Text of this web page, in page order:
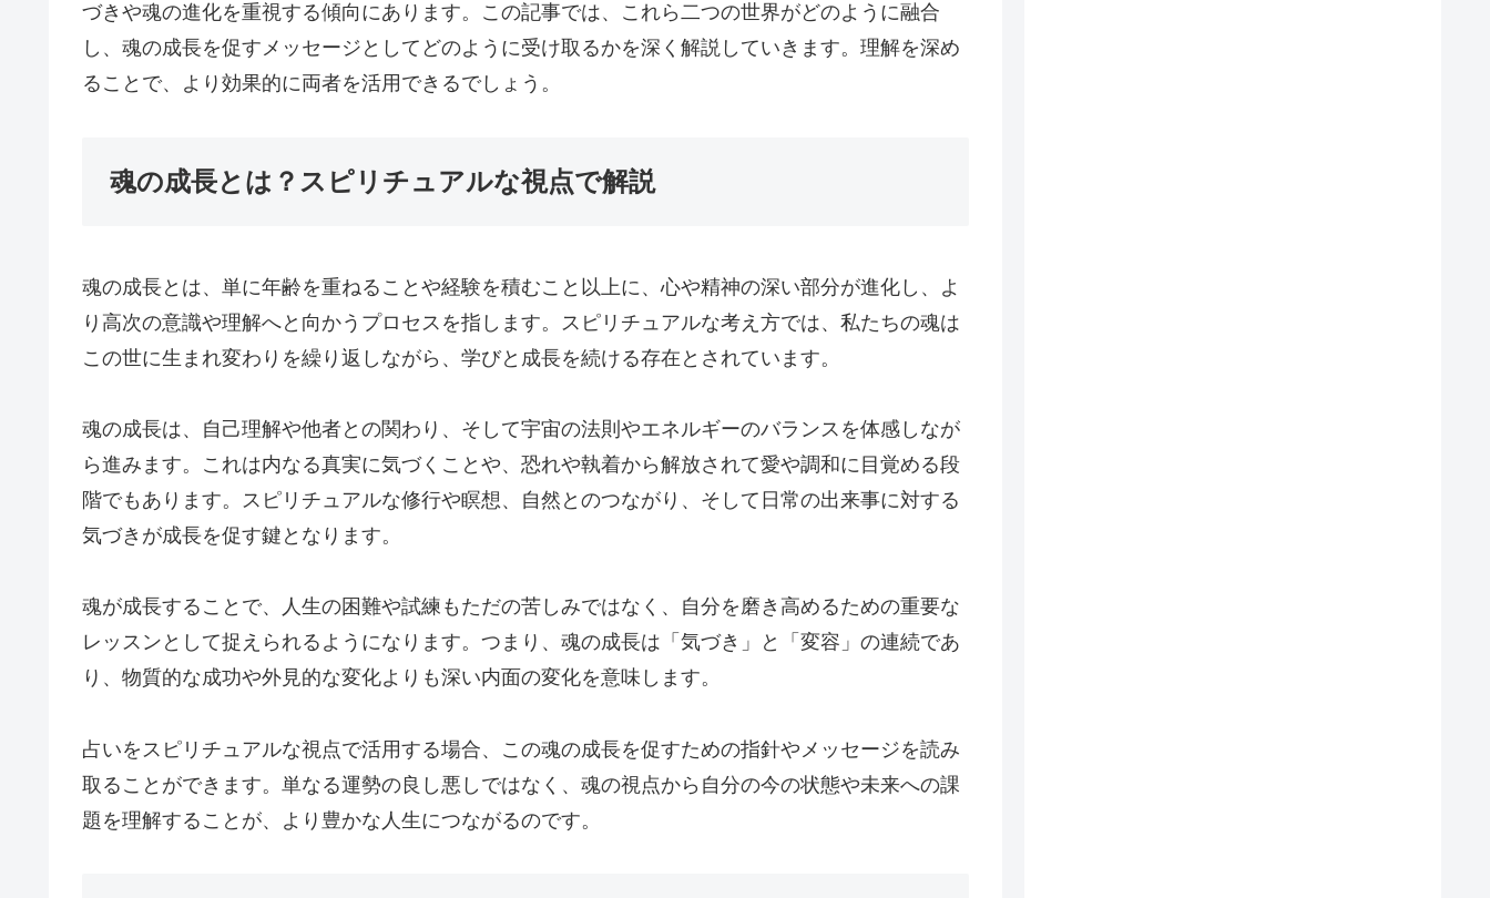
づきや魂の進化を重視する傾向にあります。この記事では、これら二つの世界がどのように融合
し、魂の成長を促すメッセージとしてどのように受け取るかを深く解説していきます。理解を深め
ることで、より効果的に両者を活用できるでしょう。
魂の成長とは？スピリチュアルな視点で解説
魂の成長とは、単に年齢を重ねることや経験を積むこと以上に、心や精神の深い部分が進化し、よ
り高次の意識や理解へと向かうプロセスを指します。スピリチュアルな考え方では、私たちの魂は
この世に生まれ変わりを繰り返しながら、学びと成長を続ける存在とされています。
魂の成長は、自己理解や他者との関わり、そして宇宙の法則やエネルギーのバランスを体感しなが
ら進みます。これは内なる真実に気づくことや、恐れや執着から解放されて愛や調和に目覚める段
階でもあります。スピリチュアルな修行や瞑想、自然とのつながり、そして日常の出来事に対する
気づきが成長を促す鍵となります。
魂が成長することで、人生の困難や試練もただの苦しみではなく、自分を磨き高めるための重要な
レッスンとして捉えられるようになります。つまり、魂の成長は「気づき」と「変容」の連続であ
り、物質的な成功や外見的な変化よりも深い内面の変化を意味します。
占いをスピリチュアルな視点で活用する場合、この魂の成長を促すための指針やメッセージを読み
取ることができます。単なる運勢の良し悪しではなく、魂の視点から自分の今の状態や未来への課
題を理解することが、より豊かな人生につながるのです。